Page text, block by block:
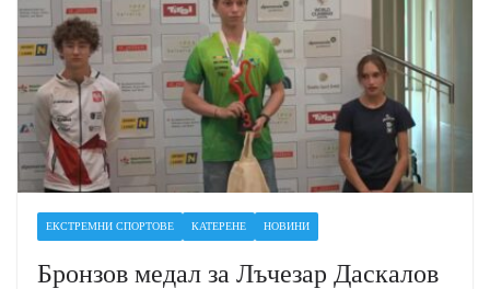
ЕКСТРЕМНИ СПОРТОВЕ КАТЕРЕНЕ НОВИНИ
Бронзов медал за Лъчезар Даскалов